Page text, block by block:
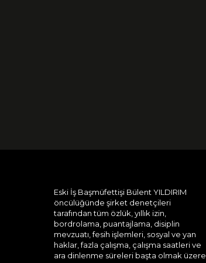
Eski İş Başmüfettişi Bülent YILDIRIM
öncülüğünde şirket denetçileri
tarafından tüm özlük, yıllık izin,
bordrolama, puantajlama, disiplin
mevzuatı, fesih işlemleri, sosyal ve yan
haklar, fazla çalışma, çalışma saatleri ve
ara dinlenme süreleri başta olmak üzere